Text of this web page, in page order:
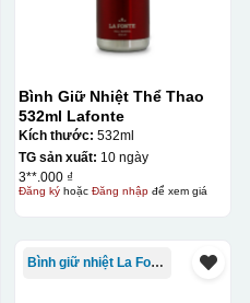
Bình Giữ Nhiệt Thể Thao
532ml Lafonte
Kích thước: 532ml
TG sản xuất: 10 ngày
3**.000 ₫
Đăng kýhoặc Đăng nhậpđể xem giá
Bình giữ nhiệt La Fonte